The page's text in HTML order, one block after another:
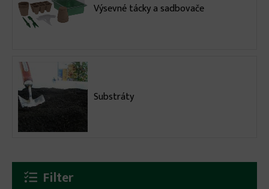
Výsevné tácky a sadbovače
Substráty
Filter